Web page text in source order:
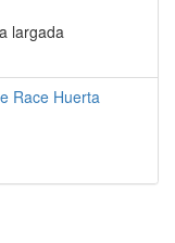
largada
Race Huerta